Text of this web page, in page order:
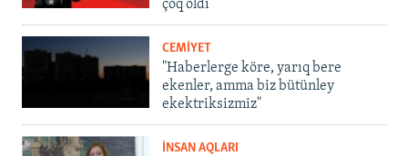
çoq oldı
CEMİYET
"Haberlerge köre, yarıq bere
ekenler, amma biz bütünley
ekektriksizmiz"
İNSAN AQLARI